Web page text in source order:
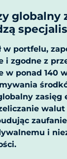
globalny
w portfelu,
i zgodne z
w ponad 140
zasięg
walut
i